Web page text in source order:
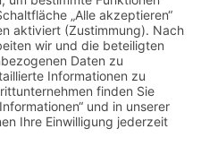
im Brandschutz: Was
können
So schützen Sie Ihr
im Familienalltag